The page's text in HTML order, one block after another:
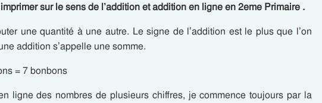
sur le sens de l’addition et addition en ligne en 2eme Primaire .
une quantité à une autre. Le signe de l’addition est le plus que l’on
addition s’appelle une somme.
= 7 bonbons
ligne des nombres de plusieurs chiffres, je commence toujours par la